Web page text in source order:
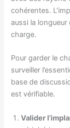
cohérentes.
aussi la
charge.
Pour garder le
surveiller
base de
est vérifiable.
Valider